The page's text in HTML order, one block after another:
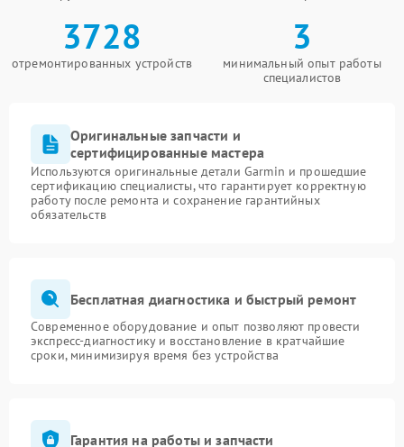
3728
отремонтированных устройств
3
минимальный опыт работы
специалистов
Оригинальные запчасти и
сертифицированные мастера
Используются оригинальные детали Garmin и прошедшие
сертификацию специалисты, что гарантирует корректную
работу после ремонта и сохранение гарантийных
обязательств
Бесплатная диагностика и быстрый ремонт
Современное оборудование и опыт позволяют провести
экспресс-диагностику и восстановление в кратчайшие
сроки, минимизируя время без устройства
Гарантия на работы и запчасти